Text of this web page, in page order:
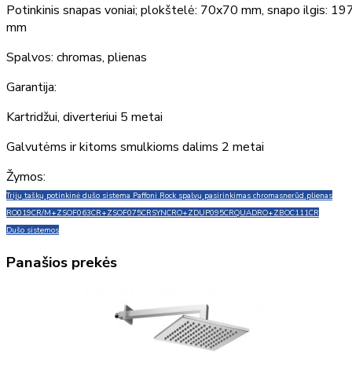
Potinkinis snapas voniai; plokštelė: 70x70 mm, snapo ilgis:
mm
Spalvos: chromas, plienas
Garantija:
Kartridžui, diverteriui 5 metai
Galvutėms ir kitoms smulkioms dalims 2 metai
Žymos:
Trijų taškų potinkinė dušo sistema Paffoni Rock spalvų pasirinkimas chromasnerūd.plienas
RO019CR/M+ZSOF063CR+ZSOF075CRSYNCRO+ZDUP095CRQUADRO+ZBOC111CR
Dušo sistemos
Panašios prekės